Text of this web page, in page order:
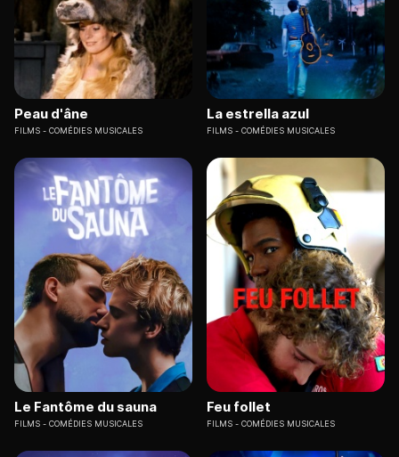
Peau d'âne
FILMS COMÉDIES MUSICALES
La estrella azul
FILMS COMÉDIES MUSICALES
Le Fantôme du sauna
FILMS COMÉDIES MUSICALES
Feu follet
FILMS COMÉDIES MUSICALES